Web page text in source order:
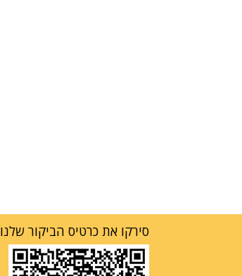
סירקו את כרטיס הביקור שלנו